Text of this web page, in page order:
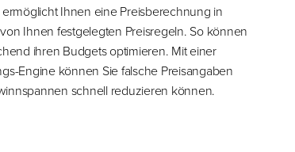
Ihnen eine Preisberechnung in
Ihnen festgelegten Preisregeln. So können
ihren Budgets optimieren. Mit einer
Engine können Sie falsche Preisangaben
schnell reduzieren können.